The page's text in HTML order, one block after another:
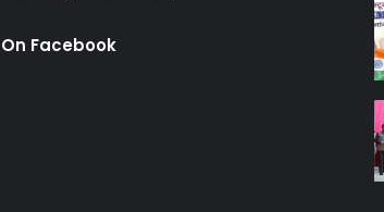
On Facebook